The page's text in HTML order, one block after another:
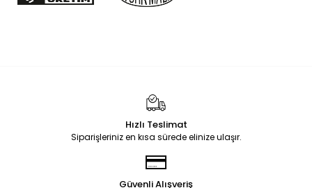
Hızlı Teslimat
Siparişleriniz en kısa sürede elinize ulaşır.
Güvenli Alışveriş